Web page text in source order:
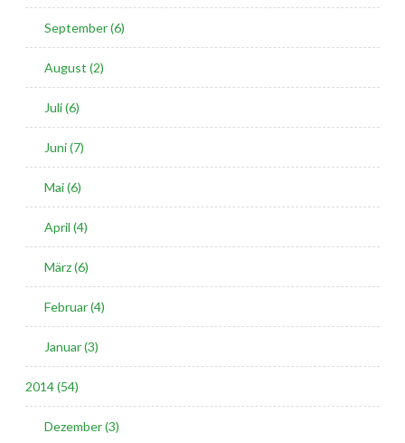
September (6)
August (2)
Juli (6)
Juni (7)
Mai (6)
April (4)
März (6)
Februar (4)
Januar (3)
2014 (54)
Dezember (3)